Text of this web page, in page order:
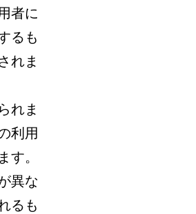
者に
るも
れま
れま
利用
。
異な
るも